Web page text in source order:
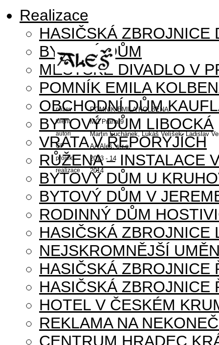
Realizace
HASIČSKÁ ZBROJNICE
BYTOVÝ DŮM
MĚSTSKÉ DIVADLO V
POMNÍK EMILA
OBCHODNÍ DŮM
BYTOVÝ DŮM LIBOCKÁ
VRATA V ŘEPORYJÍCH
RŮŽENA – INSTALACE
BYTOVÝ DŮM U
BYTOVÝ DŮM V
RODINNÝ DŮM
HASIČSKÁ ZBROJNICE
NEJSKROMNĚJŠÍ
HASIČSKÁ ZBROJNICE
HASIČSKÁ ZBROJNICE
HOTEL V ČESKÉM
REKLAMA NA
CENTRUM HRADEC
název POMNÍK EMILA KOLBENA
klient MČ Praha 9
autoři Martin Suchánek, Lukáš Velíšek, Ladislav
GP AA Aleš, s.r.o.
projekt 2013 - 14
realizace 2014